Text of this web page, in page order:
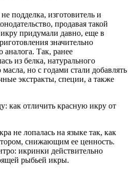
подделка, изготовитель и
продавая такой
придумали давно, еще в
значительно
аналога. Так, ранее
из белка, натурального
масла, но с годами стали добавлять
экстракты, специи, а также
не лопалась на языке так, как
снижающим ее ценность.
икринки действительно
рыбьей икры.